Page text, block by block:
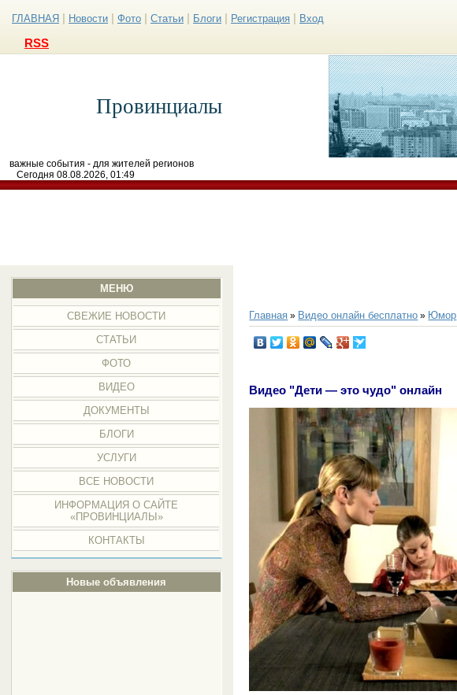
ГЛАВНАЯ Новости Фото Статьи Блоги Регистрация Вход
RSS
Провинциалы
важные события - для жителей регионов
Сегодня 08.08.2026, 01:49
МЕНЮ
СВЕЖИЕ НОВОСТИ
СТАТЬИ
ФОТО
ВИДЕО
ДОКУМЕНТЫ
БЛОГИ
УСЛУГИ
ВСЕ НОВОСТИ
ИНФОРМАЦИЯ О САЙТЕ
«ПРОВИНЦИАЛЫ»
КОНТАКТЫ
Новые объявления
Главная » Видео онлайн бесплатно » Юмор
Видео "Дети — это чудо" онлайн